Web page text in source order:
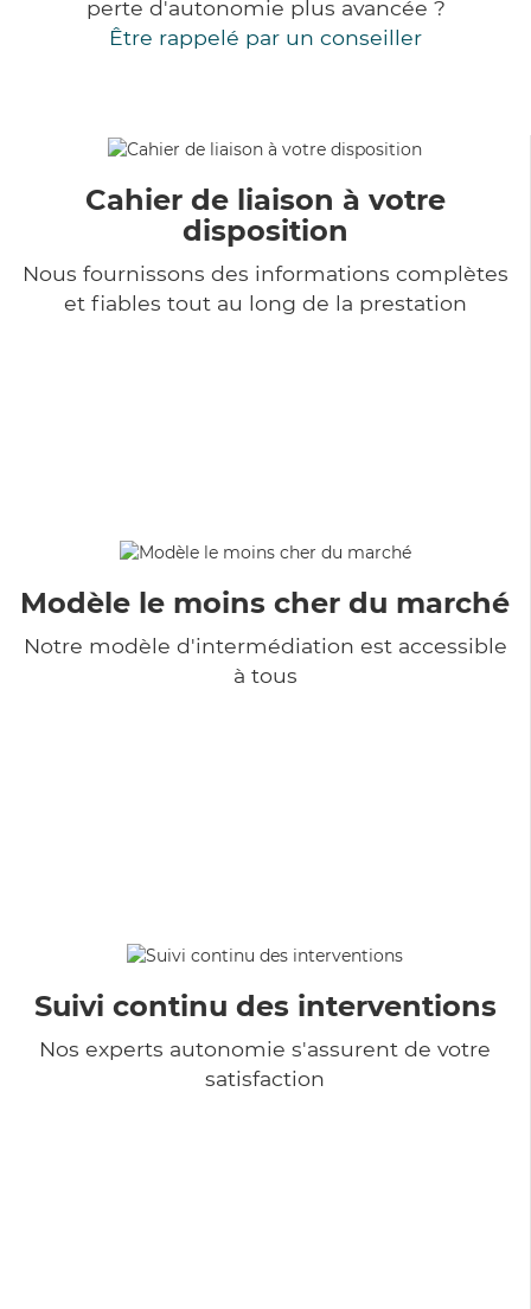
perte d'autonomie plus avancée ?
Être rappelé par un conseiller
Cahier de liaison à votre
disposition
Nous fournissons des informations complètes
et fiables tout au long de la prestation
Modèle le moins cher du marché
Notre modèle d'intermédiation est accessible
à tous
Suivi continu des interventions
Nos experts autonomie s'assurent de votre
satisfaction